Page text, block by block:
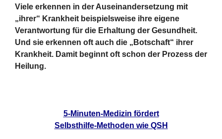
Viele erkennen in der Auseinandersetzung mit
„ihrer“ Krankheit beispielsweise ihre eigene
Verantwortung für die Erhaltung der Gesundheit.
Und sie erkennen oft auch die „Botschaft“ ihrer
Krankheit. Damit beginnt oft schon der Prozess der
Heilung.
5-Minuten-Medizin fördert
Selbsthilfe-Methoden wie QSH